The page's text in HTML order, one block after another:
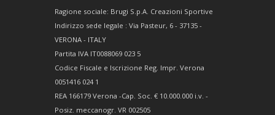
Ragione sociale: Brugi S.p.A. Creazioni Sportive
Indirizzo sede legale : Via Pasteur, 6 - 37135 -
VERONA - ITALY
Partita IVA IT0088069 023 5
Codice Fiscale e Iscrizione Reg. Impr. Verona
0051416 024 1
REA 166179 Verona -Cap. Soc. € 10.000.000 i.v. -
Posiz. meccanogr. VR 002505